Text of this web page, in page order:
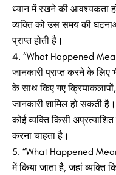
ध्यान में रखने की आवश्यकता
व्यक्ति को उस समय की
प्राप्त होती है।
“What Happened
जानकारी प्राप्त करने के लिए
के साथ किए गए
जानकारी शामिल हो सकती
कोई व्यक्ति किसी
करना चाहता है।
“What Happened
में किया जाता है, जहां व्यक्ति